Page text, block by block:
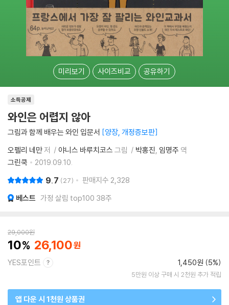
미리보기 사이즈비교 공유하기
소득공제
와인은 어렵지 않아
그림과 함께 배우는 와인 입문서 양장, 개정증보판
오펠리 네만저 야니스 바루치코스 그림 박홍진 임명주 역
그린쿡
2019.09.10.
9.7 27 판매지수 2,328
베스트 가정 살림 top100 38주
29,000원
10 26,100
YES포인트 1,450원 (5%)
5만원 이상 구매 시 2천원 추가 적립
앱 다운 시 1천원 상품권